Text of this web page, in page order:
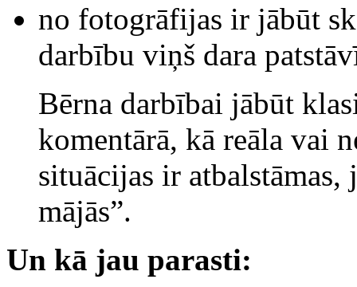
no fotogrāfijas ir jābūt
darbību viņš dara
Bērna darbībai jābūt
komentārā, kā reāla vai
situācijas ir
mājās”.
Un kā jau parasti: